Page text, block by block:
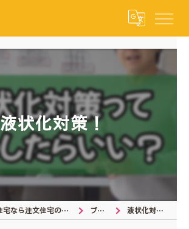
液状化対策！
愛知の注文住宅なら注文住宅の相談窓口 ブログ 液状化対策！